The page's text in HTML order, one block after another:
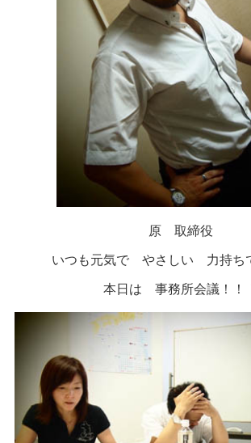
原 取締役
いつも元気で やさしい 力持ち
本日は 事務所会議！！